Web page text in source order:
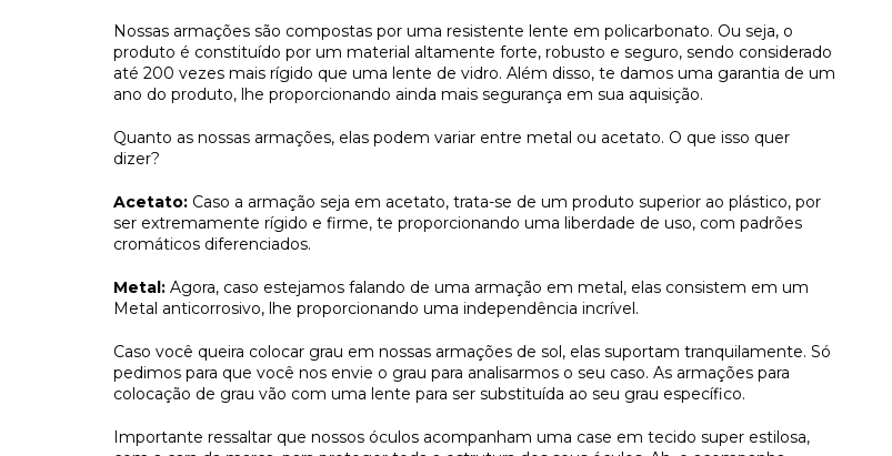
Nossas armações são compostas por uma resistente lente em policarbonato. Ou seja, o
produto é constituído por um material altamente forte, robusto e seguro, sendo considerado
até 200 vezes mais rígido que uma lente de vidro. Além disso, te damos uma garantia de um
ano do produto, lhe proporcionando ainda mais segurança em sua aquisição.
Quanto as nossas armações, elas podem variar entre metal ou acetato. O que isso quer
dizer?
Acetato: Caso a armação seja em acetato, trata-se de um produto superior ao plástico, por
ser extremamente rígido e firme, te proporcionando uma liberdade de uso, com padrões
cromáticos diferenciados.
Metal: Agora, caso estejamos falando de uma armação em metal, elas consistem em um
Metal anticorrosivo, lhe proporcionando uma independência incrível.
Caso você queira colocar grau em nossas armações de sol, elas suportam tranquilamente. Só
pedimos para que você nos envie o grau para analisarmos o seu caso. As armações para
colocação de grau vão com uma lente para ser substituída ao seu grau específico.
Importante ressaltar que nossos óculos acompanham uma case em tecido super estilosa,